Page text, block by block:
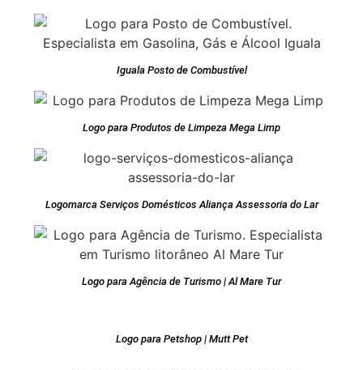
Iguala Posto de Combustível
Logo para Produtos de Limpeza Mega Limp
Logomarca Serviços Domésticos Aliança Assessoria do Lar
Logo para Agência de Turismo | Al Mare Tur
Logo para Petshop | Mutt Pet